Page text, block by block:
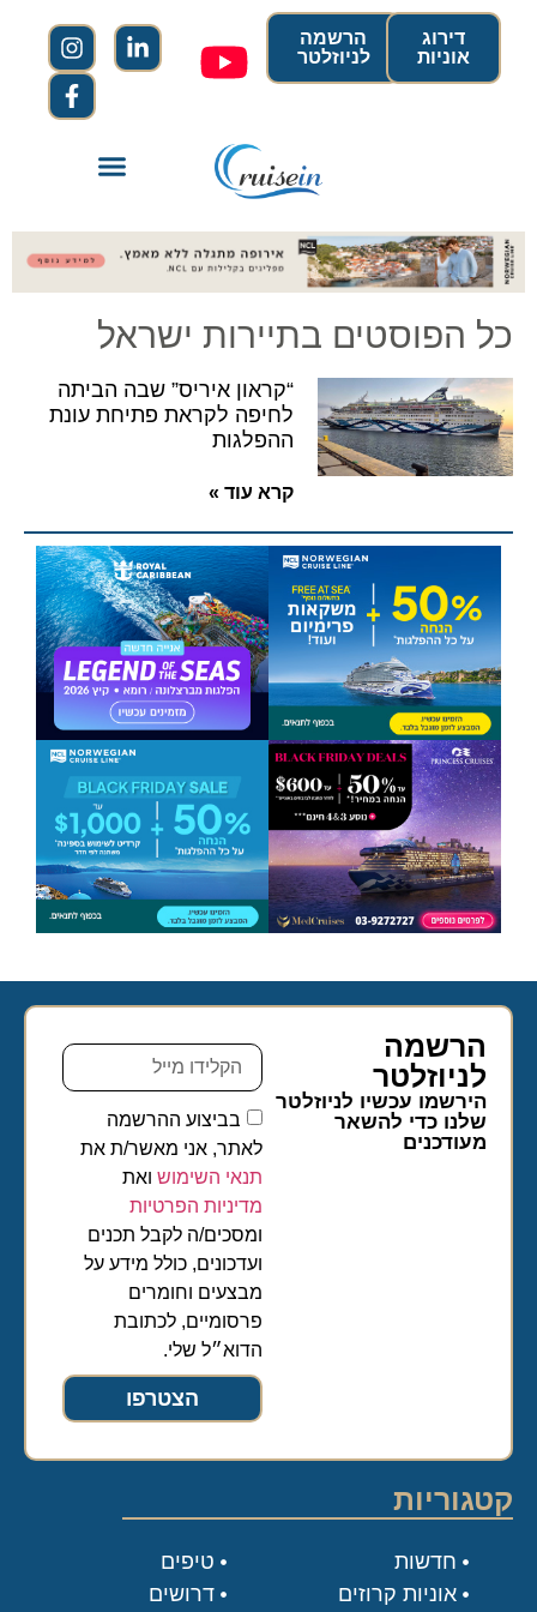
הרשמה
לניוזלטר
דירוג
אוניות
כל הפוסטים בתיירות ישראל
“קראון איריס” שבה הביתה
לחיפה לקראת פתיחת עונת
ההפלגות
קרא עוד »
הרשמה
לניוזלטר​
הירשמו עכשיו לניוזלטר
שלנו כדי להשאר
מעודכנים
בביצוע ההרשמה
לאתר, אני מאשר/ת את
תנאי השימושואת
מדיניות הפרטיות
ומסכים/ה לקבל תכנים
ועדכונים, כולל מידע על
מבצעים וחומרים
פרסומיים, לכתובת
הדוא״ל שלי.
הצטרפו
קטגוריות
טיפים
דרושים
חדשות
אוניות קרוזים